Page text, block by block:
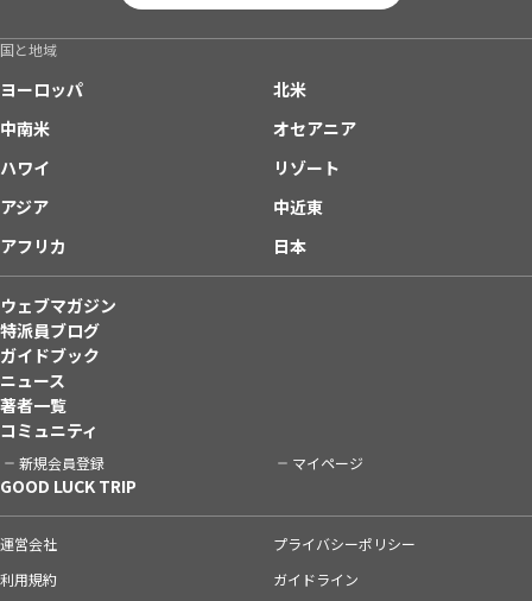
国と地域
ヨーロッパ
北米
中南米
オセアニア
ハワイ
リゾート
アジア
中近東
アフリカ
日本
ウェブマガジン
特派員ブログ
ガイドブック
ニュース
著者一覧
コミュニティ
新規会員登録 マイページ
GOOD LUCK TRIP
運営会社
プライバシーポリシー
利用規約
ガイドライン